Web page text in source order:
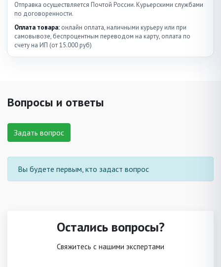
Отправка осуществляется Почтой России. Курьерскими службами
по договоренности.
Оплата товара: онлайн оплата, наличными курьеру или при
самовывозе, беспроцентным переводом на карту, оплата по
счету на ИП (от 15.000 руб)
Вопросы и ответы
Задать вопрос
Вы будете первым, кто задаст вопрос
Остались вопросы?
Свяжитесь с нашими экспертами